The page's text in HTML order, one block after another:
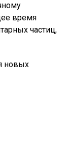
время
частиц,